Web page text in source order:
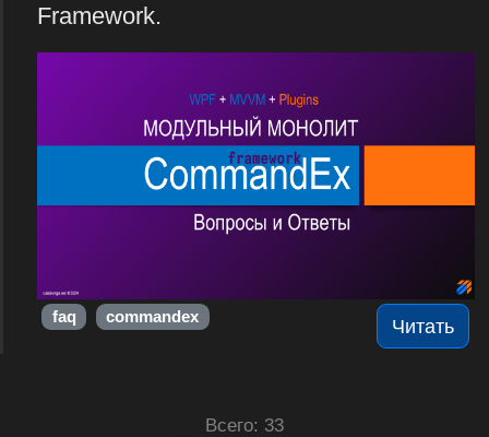
Framework.
Читать
faq commandex
Всего: 33